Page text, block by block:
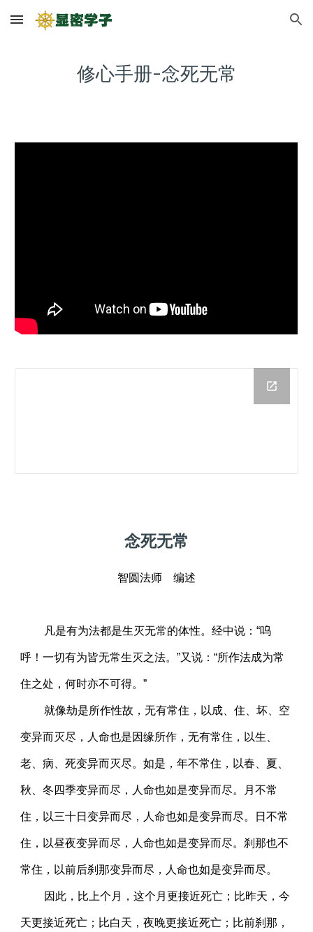
Skip to main content Skip to navigation
修心手册-念死无常
念死无常
智圆法师 编述
凡是有为法都是生灭无常的体性。经中说：“呜
呼！一切有为皆无常生灭之法。”又说：“所作法成为常
住之处，何时亦不可得。”
就像劫是所作性故，无有常住，以成、住、坏、空
变异而灭尽，人命也是因缘所作，无有常住，以生、
老、病、死变异而灭尽。如是，年不常住，以春、夏、
秋、冬四季变异而尽，人命也如是变异而尽。月不常
住，以三十日变异而尽，人命也如是变异而尽。日不常
住，以昼夜变异而尽，人命也如是变异而尽。刹那也不
常住，以前后刹那变异而尽，人命也如是变异而尽。
因此，比上个月，这个月更接近死亡；比昨天，今
天更接近死亡；比白天，夜晚更接近死亡；比前刹那，